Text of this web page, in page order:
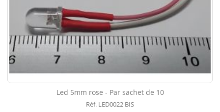
Led 5mm rose - Par sachet de 10
Réf. LED0022 BIS